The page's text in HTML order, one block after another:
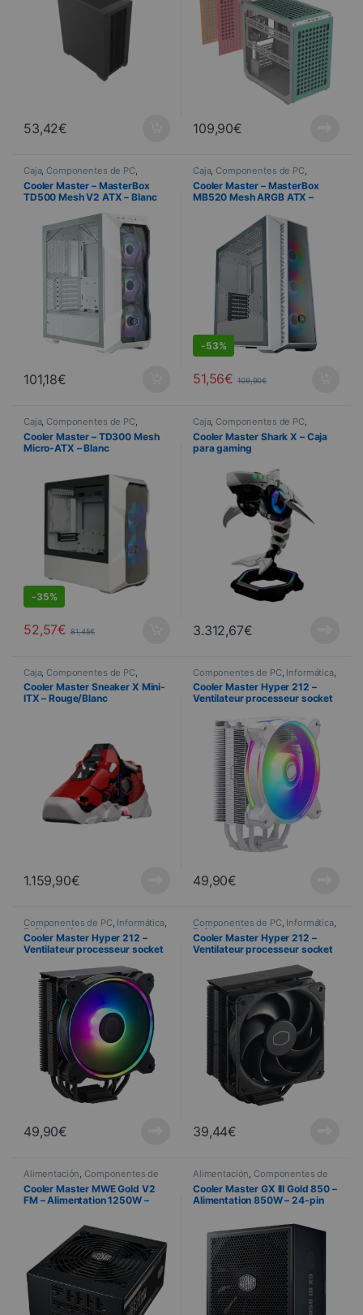
53,42€ 109,90€
Caja, Componentes de PC,
Informática
Cooler Master – MasterBox
TD500 Mesh V2 ATX – Blanc
101,18€
Caja, Componentes de PC,
Informática PROMOTIONS
Cooler Master – MasterBox
MB520 Mesh ARGB ATX –
-53%
51,56€ 109,90€
Caja, Componentes de PC,
Informática PROMOTIONS
Cooler Master – TD300 Mesh
Micro-ATX – Blanc
-35%
52,57€ 81,45€
Caja, Componentes de PC,
Informática Ordenadores
Preensamblado
Cooler Master Shark X – Caja
para gaming
3.312,67€
Caja, Componentes de PC
Informática
Cooler Master Sneaker X Mini-
ITX – Rouge/Blanc
1.159,90€
Componentes de PC Informática,
Refrigeración
Cooler Master Hyper 212 –
Ventilateur processeur socket
White
49,90€
Componentes de PC, Informática,
Refrigeración
Cooler Master Hyper 212 –
Ventilateur processeur socket
Black
49,90€
Componentes de PC, Informática,
Refrigeración
Cooler Master Hyper 212 –
Ventilateur processeur socket
39,44€
Alimentación, Componentes de
PC Informática
Cooler Master MWE Gold V2
FM – Alimentation 1250W –
Alimentación, Componentes de
PC Informática
Cooler Master GX III Gold 850 –
Alimentation 850W – 24-pin